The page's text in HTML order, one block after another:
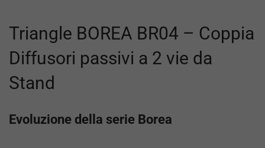
Triangle BOREA BR04 – Coppia
Diffusori passivi a 2 vie da
Stand
Evoluzione della serie Borea